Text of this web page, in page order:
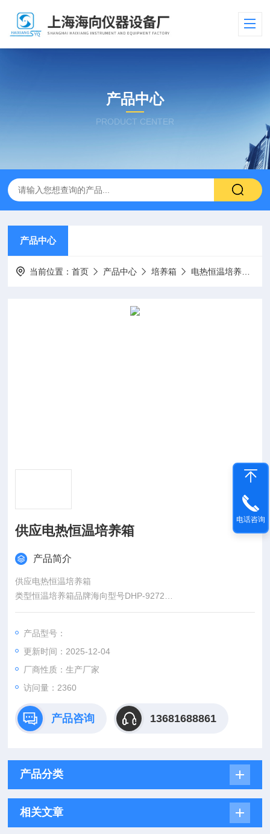
产品中心
PRODUCT CENTER
产品中心
当前位置：首页 产品中心 培养箱 电热恒温培养箱
供应电热恒温培养箱
产品简介
供应电热恒温培养箱
类型恒温培养箱品牌海向型号DHP-9272
温度范围RT+5~65（℃）温度波动度0.5（℃）工作室尺寸600.6
加工定制是
产品型号：
更新时间：2025-12-04
厂商性质：生产厂家
访问量：2360
产品咨询 13681688861
产品分类
相关文章
电话咨询